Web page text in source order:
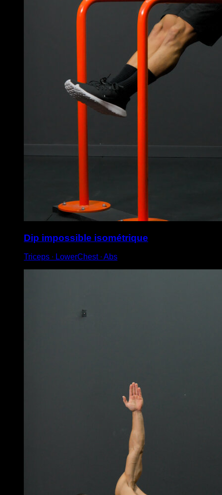
Dip impossible isométrique
Triceps ∙ LowerChest ∙ Abs